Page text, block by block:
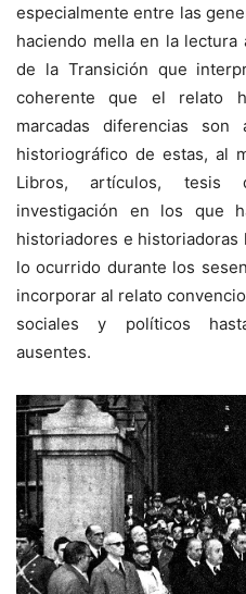
especialmente entre las
haciendo mella en la lectura
de la Transición que
coherente que el relato
marcadas diferencias son
historiográfico de estas, al
Libros, artículos, tesis
investigación en los que
historiadores e
lo ocurrido durante los
incorporar al relato
sociales y políticos
ausentes.